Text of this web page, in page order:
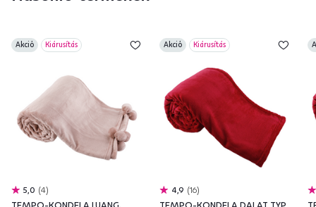
Akció Kiárusítás
5,0 4
Akció Kiárusítás
4,9 16